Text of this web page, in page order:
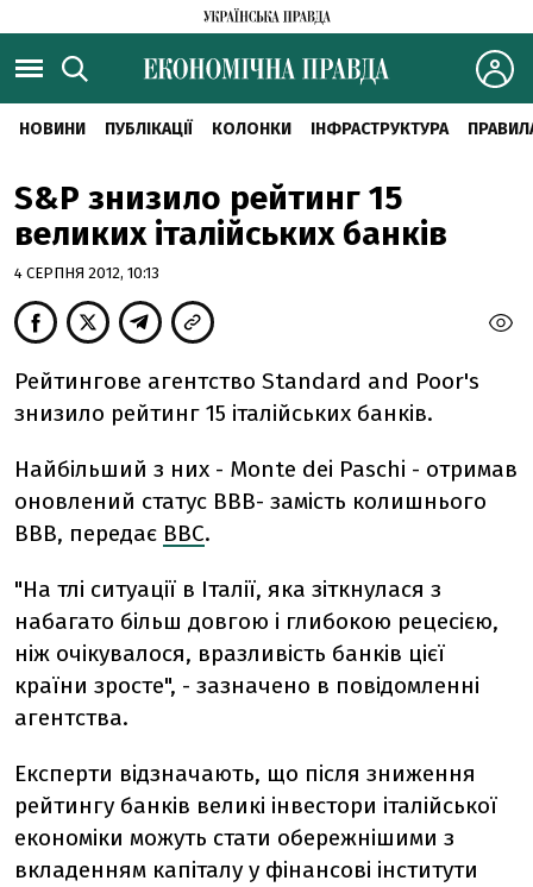
НОВИНИ ПУБЛІКАЦІЇ КОЛОНКИ ІНФРАСТРУКТУРА
S&P знизило рейтинг 15
великих італійських банків
4 СЕРПНЯ 2012, 10:13
Рейтингове агентство Standard and Poor's
знизило рейтинг 15 італійських банків.
Найбільший з них - Monte dei Paschi - отримав
оновлений статус ВВВ- замість колишнього
ВВВ, передає ВВС.
"На тлі ситуації в Італії, яка зіткнулася з
набагато більш довгою і глибокою рецесією,
ніж очікувалося, вразливість банків цієї
країни зросте", - зазначено в повідомленні
агентства.
Експерти відзначають, що після зниження
рейтингу банків великі інвестори італійської
економіки можуть стати обережнішими з
вкладенням капіталу у фінансові інститути